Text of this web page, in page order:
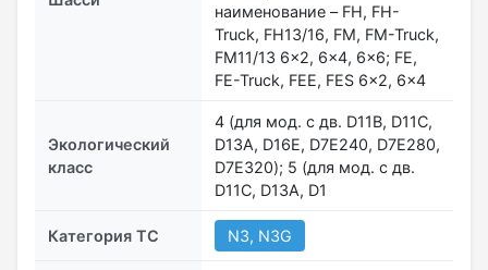
наименование – FH, FH-
Truck, FH13/16, FM, FM-Truck,
FM11/13 6x2, 6x4, 6x6; FE,
FE-Truck, FEE, FES 6x2, 6x4
Экологический
класс
4 (для мод. с дв. D11B, D11C,
D13A, D16E, D7E240, D7E280,
D7E320); 5 (для мод. с дв.
D11C, D13A, D1
Категория ТС N3, N3G